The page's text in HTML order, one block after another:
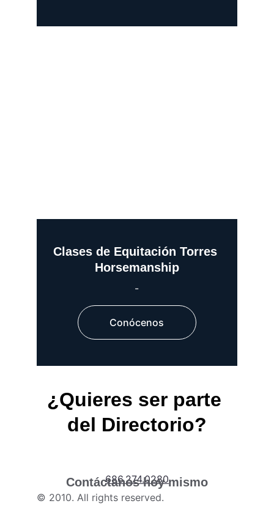
Clases de Equitación Torres
Horsemanship
-
Conócenos
¿Quieres ser parte
del Directorio?
686.274.0280
Contáctanos hoy mismo
© 2010. All rights reserved.